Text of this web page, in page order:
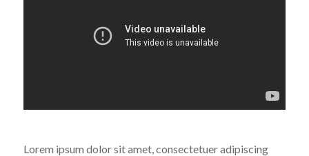
Lorem ipsum dolor sit amet, consectetuer adipiscing